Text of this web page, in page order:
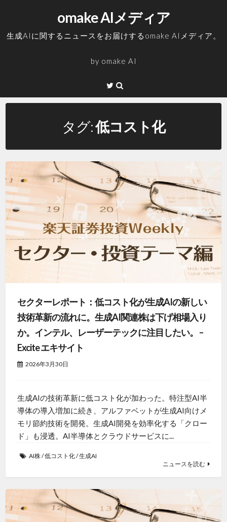
ッ
omake AIメディア
生成AIに関するニュースをお届けするomake AIメディア。
by omake AI
Twitter
タグ:低コスト化
セクターレポート：低コスト化が生成AIの新しい
技術革新の流れに。生成AI関連株は下げ相場入り
か。インテル、レーザーテックに注目したい。 –
Excite エキサイト
2026年3月30日
生成AIの技術革新に低コスト化が加わった。特注型AI半
導体の導入増加に続き、アルファベットが生成AI向けメ
モリ節約技術を開発。生成AI開発を効率化する「クロー
ド」も浸透。AI半導体とクラウドサービスに...
AI株/低コスト化/生成AI
ニュースを読む